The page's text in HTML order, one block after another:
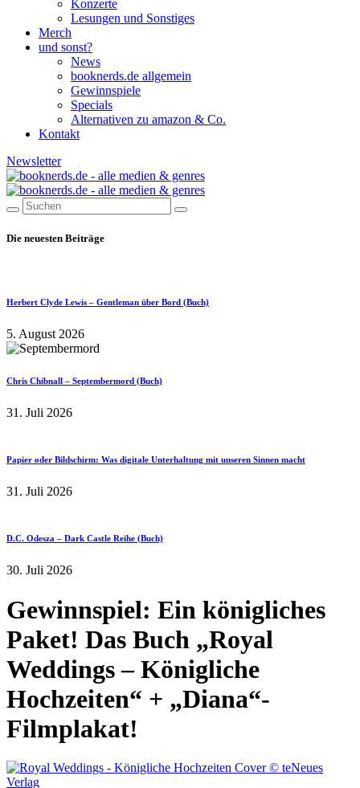
Konzerte
Lesungen und Sonstiges
Merch
und sonst?
News
booknerds.de allgemein
Gewinnspiele
Specials
Alternativen zu amazon & Co.
Kontakt
Newsletter
Die neuesten Beiträge
Herbert Clyde Lewis – Gentleman über Bord (Buch)
5. August 2026
Chris Chibnall – Septembermord (Buch)
31. Juli 2026
Papier oder Bildschirm: Was digitale Unterhaltung mit unseren Sinnen macht
31. Juli 2026
D.C. Odesza – Dark Castle Reihe (Buch)
30. Juli 2026
Gewinnspiel: Ein königliches
Paket! Das Buch „Royal
Weddings – Königliche
Hochzeiten“ + „Diana“-
Filmplakat!